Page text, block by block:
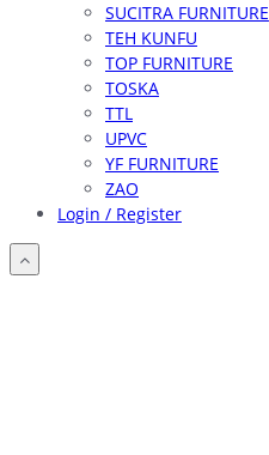
SUCITRA FURNITURE
TEH KUNFU
TOP FURNITURE
TOSKA
TTL
UPVC
YF FURNITURE
ZAO
Login / Register